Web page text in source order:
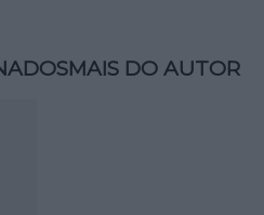
MAIS DO AUTOR